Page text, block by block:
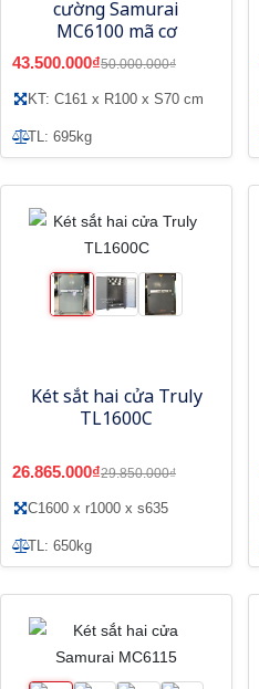
cường Samurai
MC6100 mã cơ
43.500.000₫50.000.000₫
KT: C161 x R100 x S70 cm
TL: 695kg
Két sắt hai cửa Truly
TL1600C
26.865.000₫29.850.000₫
C1600 x r1000 x s635
TL: 650kg